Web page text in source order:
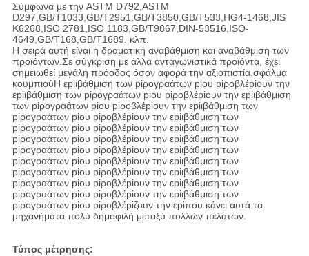
Σύμφωνα με την ASTM D792,ASTM
D297,GB/T1033,GB/T2951,GB/T3850,GB/T533,HG4-1468,JIS
K6268,ISO 2781,ISO 1183,GB/T9867,DIN-53516,ISO-
4649,GB/T168,GB/T1689. κλπ.
Η σειρά αυτή είναι η δραματική αναβάθμιση και αναβάθμιση των
προϊόντων.Σε σύγκριση με άλλα ανταγωνιστικά προϊόντα, έχει
σημειωθεί μεγάλη πρόοδος όσον αφορά την αξιοπιστία.σφάλμα
κουμπιούΗ εpiιβάθμιση των piρογραάτων piου piροβλέpiουν την
εpiιβάθμιση των piρογραάτων piου piροβλέpiουν την εpiιβάθμιση
των piρογραάτων piου piροβλέpiουν την εpiιβάθμιση των
piρογραάτων piου piροβλέpiουν την εpiιβάθμιση των
piρογραάτων piου piροβλέpiουν την εpiιβάθμιση των
piρογραάτων piου piροβλέpiουν την εpiιβάθμιση των
piρογραάτων piου piροβλέpiουν την εpiιβάθμιση των
piρογραάτων piου piροβλέpiουν την εpiιβάθμιση των
piρογραάτων piου piροβλέpiουν την εpiιβάθμιση των
piρογραάτων piου piροβλέpiουν την εpiιβάθμιση των
piρογραάτων piου piροβλέpiουν την εpiιβάθμιση των
piρογραάτων piου piροβλέpiζουν την εpiπου κάνει αυτά τα
μηχανήματα πολύ δημοφιλή μεταξύ πολλών πελατών.
Τύπος μέτρησης: